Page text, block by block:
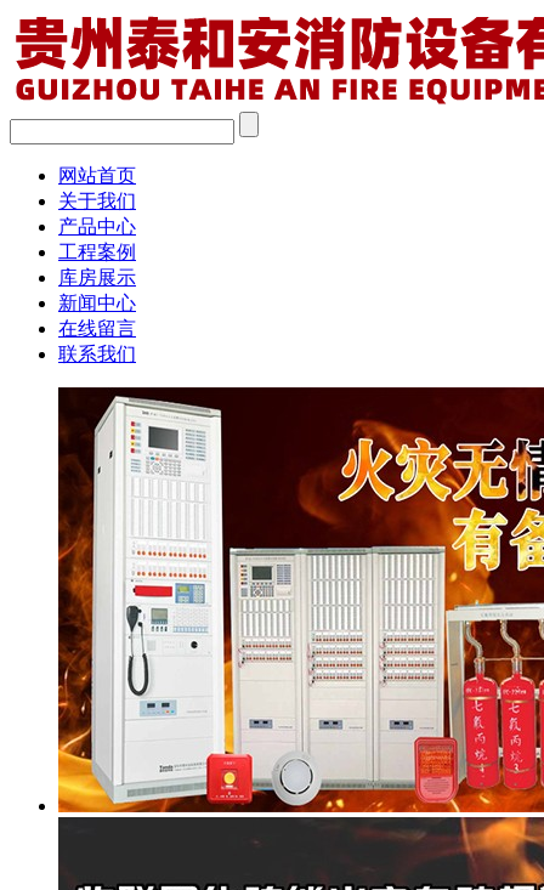
网站首页
关于我们
产品中心
工程案例
库房展示
新闻中心
在线留言
联系我们